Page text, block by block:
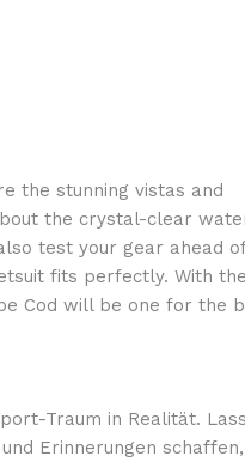
the stunning vistas and
the crystal-clear
test your gear ahead
fits perfectly. With
Cod will be one for the
Traum in Realität.
Erinnerungen